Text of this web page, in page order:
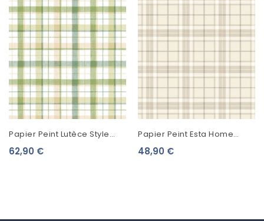
Papier Peint Lutèce Style
Cuisine 3 Ecossais Vert
62,90 €
Papier Peint Esta Home
College Ecossais Beige
48,90 €